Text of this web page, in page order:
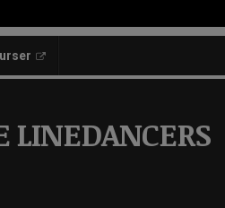
LINEDANCERS